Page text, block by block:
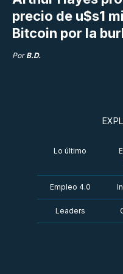
precio de u$s1
Bitcoin por la
Por B.D.
Lo último
Empleo 4.0
Leaders